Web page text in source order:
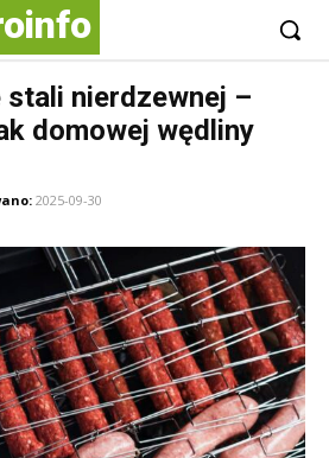
stali nierdzewnej –
domowej wędliny
2025-09-30